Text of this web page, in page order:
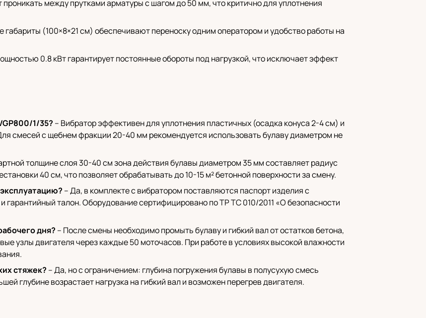
между прутками арматуры с шагом до 50 мм, что критично для уплотнения
габариты (100×8×21 см) обеспечивают переноску одним оператором и удобство работы на
0.8 кВт гарантирует постоянные обороты под нагрузкой, что исключает эффект
1/35? – Вибратор эффективен для уплотнения пластичных (осадка конуса 2-4 см) и
смесей с щебнем фракции 20-40 мм рекомендуется использовать булаву диаметром не
толщине слоя 30-40 см зона действия булавы диаметром 35 мм составляет радиус
40 см, что позволяет обрабатывать до 10-15 м² бетонной поверхности за смену.
– Да, в комплекте с вибратором поставляются паспорт изделия с
гарантийный талон. Оборудование сертифицировано по ТР ТС 010/2011 «О безопасности
дня? – После смены необходимо промыть булаву и гибкий вал от остатков бетона,
узлы двигателя через каждые 50 моточасов. При работе в условиях высокой влажности
стяжек? – Да, но с ограничением: глубина погружения булавы в полусухую смесь
глубине возрастает нагрузка на гибкий вал и возможен перегрев двигателя.